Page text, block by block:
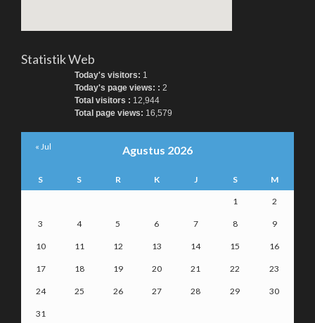
Statistik Web
Today's visitors: 1
Today's page views: : 2
Total visitors : 12,944
Total page views: 16,579
Agustus 2026
S S R K J S M
1 2
3 4 5 6 7 8 9
10 11 12 13 14 15 16
17 18 19 20 21 22 23
24 25 26 27 28 29 30
31
« Jul